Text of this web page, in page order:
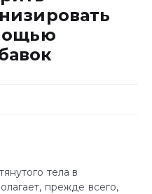
тела в
прежде всего,